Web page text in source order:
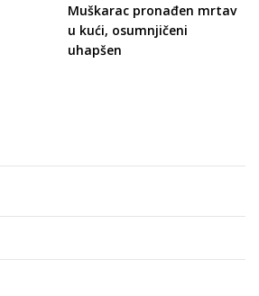
Muškarac pronađen mrtav
u kući, osumnjičeni
uhapšen